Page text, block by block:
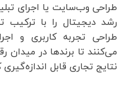
طراحی وب‌سایت یا اجرای
رشد دیجیتال را با ترکیب
طراحی تجربه کاربری و
می‌کنند تا برندها در میدان
نتایج تجاری قابل